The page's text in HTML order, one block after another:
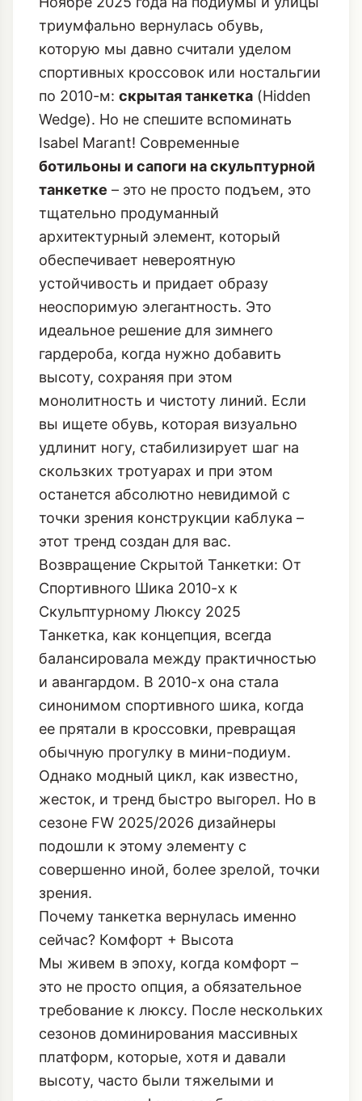
том, как создать идеальный
вертикальный силуэтв холодное
время года, не жертвуя комфортом. В
Ноябре 2025 года на подиумы и улицы
триумфально вернулась обувь,
которую мы давно считали уделом
спортивных кроссовок или ностальгии
по 2010-м:скрытая танкетка(Hidden
Wedge). Но не спешите вспоминать
Isabel Marant! Современные
ботильоны и сапоги на скульптурной
танкетке– это не просто подъем, это
тщательно продуманный
архитектурный элемент, который
обеспечивает невероятную
устойчивость и придает образу
неоспоримую элегантность. Это
идеальное решение для зимнего
гардероба, когда нужно добавить
высоту, сохраняя при этом
монолитность и чистоту линий. Если
вы ищете обувь, которая визуально
удлинит ногу, стабилизирует шаг на
скользких тротуарах и при этом
останется абсолютно невидимой с
точки зрения конструкции каблука –
этот тренд создан для вас.
Возвращение Скрытой Танкетки: От
Спортивного Шика 2010-х к
Скульптурному Люксу 2025
Танкетка, как концепция, всегда
балансировала между практичностью
и авангардом. В 2010-х она стала
синонимом спортивного шика, когда
ее прятали в кроссовки, превращая
обычную прогулку в мини-подиум.
Однако модный цикл, как известно,
жесток, и тренд быстро выгорел. Но в
сезоне FW 2025/2026 дизайнеры
подошли к этому элементу с
совершенно иной, более зрелой, точки
зрения.
Почему танкетка вернулась именно
сейчас? Комфорт + Высота
Мы живем в эпоху, когда комфорт –
это не просто опция, а обязательное
требование к люксу. После нескольких